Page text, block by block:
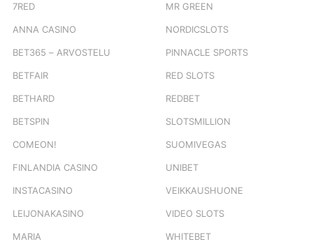
7RED
ANNA CASINO
BET365 – ARVOSTELU
BETFAIR
BETHARD
BETSPIN
COMEON!
FINLANDIA CASINO
INSTACASINO
LEIJONAKASINO
MARIA
MR GREEN
NORDICSLOTS
PINNACLE SPORTS
RED SLOTS
REDBET
SLOTSMILLION
SUOMIVEGAS
UNIBET
VEIKKAUSHUONE
VIDEO SLOTS
WHITEBET